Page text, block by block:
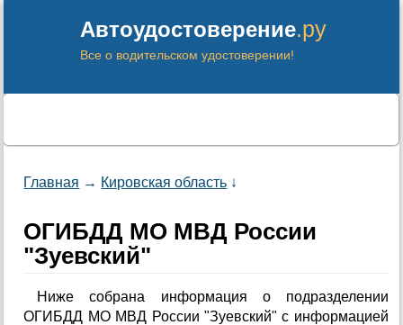
Автоудостоверение.ру
Все о водительском удостоверении!
Главная → Кировская область ↓
ОГИБДД МО МВД России
"Зуевский"
Ниже собрана информация о подразделении
ОГИБДД МО МВД России "Зуевский" с информацией